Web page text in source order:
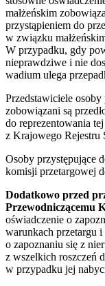
małżeńskim
przystąpieniem do
w związku
W przypadku, gdy
nieprawdziwe i nie
wadium ulega
Przedstawiciele
zobowiązani są
do reprezentowania
z Krajowego Rejestru
Osoby przystępujące
komisji przetargowej
Dodatkowo przed
Przewodniczącemu
oświadczenie o
warunkach przetargu
o zapoznaniu się z
z wszelkich roszczeń
w przypadku jej